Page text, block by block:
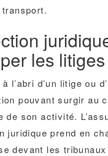
les litiges
l’abri d’un litige ou
pouvant surgir au
de son activité.
juridique prend en
devant les